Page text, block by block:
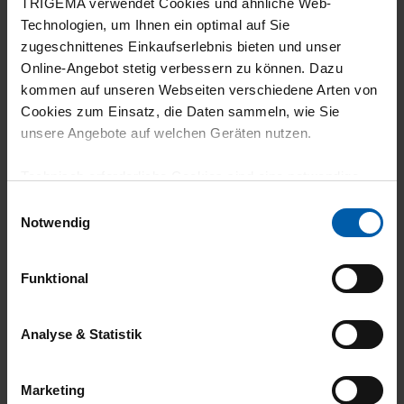
TRIGEMA verwendet Cookies und ähnliche Web-
Technologien, um Ihnen ein optimal auf Sie
zugeschnittenes Einkaufserlebnis bieten und unser
Online-Angebot stetig verbessern zu können. Dazu
kommen auf unseren Webseiten verschiedene Arten von
Cookies zum Einsatz, die Daten sammeln, wie Sie
unsere Angebote auf welchen Geräten nutzen.
grundlegende Funktionen wie etwa zur Auswahl und
gewährleisten.
Für die Darstellung personalisierter Angebote, Anzeigen
und Inhalte aufgrund Ihres Nutzerverhaltens und Ihres
Zwecke zur Analyse und Optimierung unserer
Notwendig
Funktional
Analyse & Statistik
Marketing
climate-neutral
shipping
Family business
14 day return policy
100% Made in